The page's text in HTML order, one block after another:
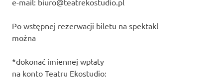
e-mail: biuro@teatrekostudio.pl
Po wstępnej rezerwacji biletu na spektakl
można
*dokonać imiennej wpłaty
na konto Teatru Ekostudio: